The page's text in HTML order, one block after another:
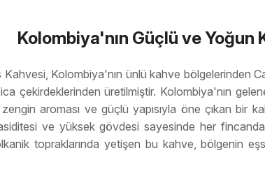
Kolombiya'nın Güçlü ve Yoğun
Kolombiya'nın ünlü kahve bölgelerinden
çekirdeklerinden üretilmiştir. Kolombiya'nın
aroması ve güçlü yapısıyla öne çıkan bir
ve yüksek gövdesi sayesinde her
topraklarında yetişen bu kahve, bölgenin